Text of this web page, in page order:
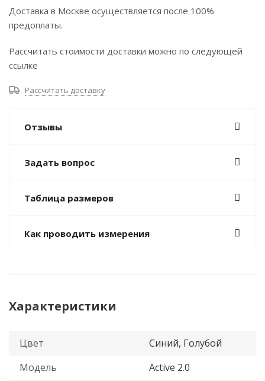
Доставка в Москве осуществляется после 100%
предоплаты.
Рассчитать стоимости доставки можно по следующей
ссылке
Рассчитать доставку
Отзывы
Задать вопрос
Таблица размеров
Как проводить измерения
Характеристики
Цвет
Синий, Голубой
Модель
Active 2.0